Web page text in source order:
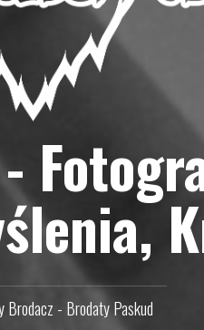
Brodacz - Brodaty Paskud